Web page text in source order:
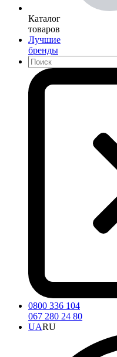
Каталог
товаров
Лучшие
бренды
0800 336 104
067 280 24 80
UARU